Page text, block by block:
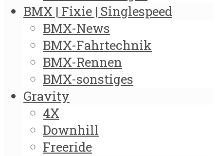
BMX | Fixie | Singlespeed
BMX-News
BMX-Fahrtechnik
BMX-Rennen
BMX-sonstiges
Gravity
4X
Downhill
Freeride